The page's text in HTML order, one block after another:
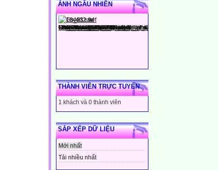
ẢNH NGẪU NHIÊN
THÀNH VIÊN TRỰC TUYẾN
1 khách và 0 thành viên
SẮP XẾP DỮ LIỆU
Mới nhất
Tải nhiều nhất